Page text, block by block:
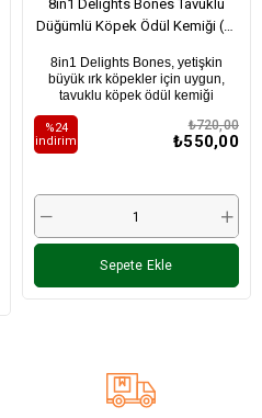
8in1 Delights Bones Tavuklu
Düğümlü Köpek Ödül Kemiği (L)
8in1 Delights Bones, yetişkin
büyük ırk köpekler için uygun,
tavuklu köpek ödül kemiği
₺550,00
₺720,00
%24
i̇ndirim
Sepete Ekle